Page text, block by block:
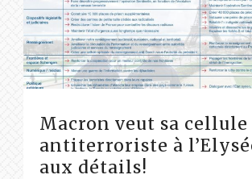
Macron veut sa cellule
antiterroriste à
aux détails!